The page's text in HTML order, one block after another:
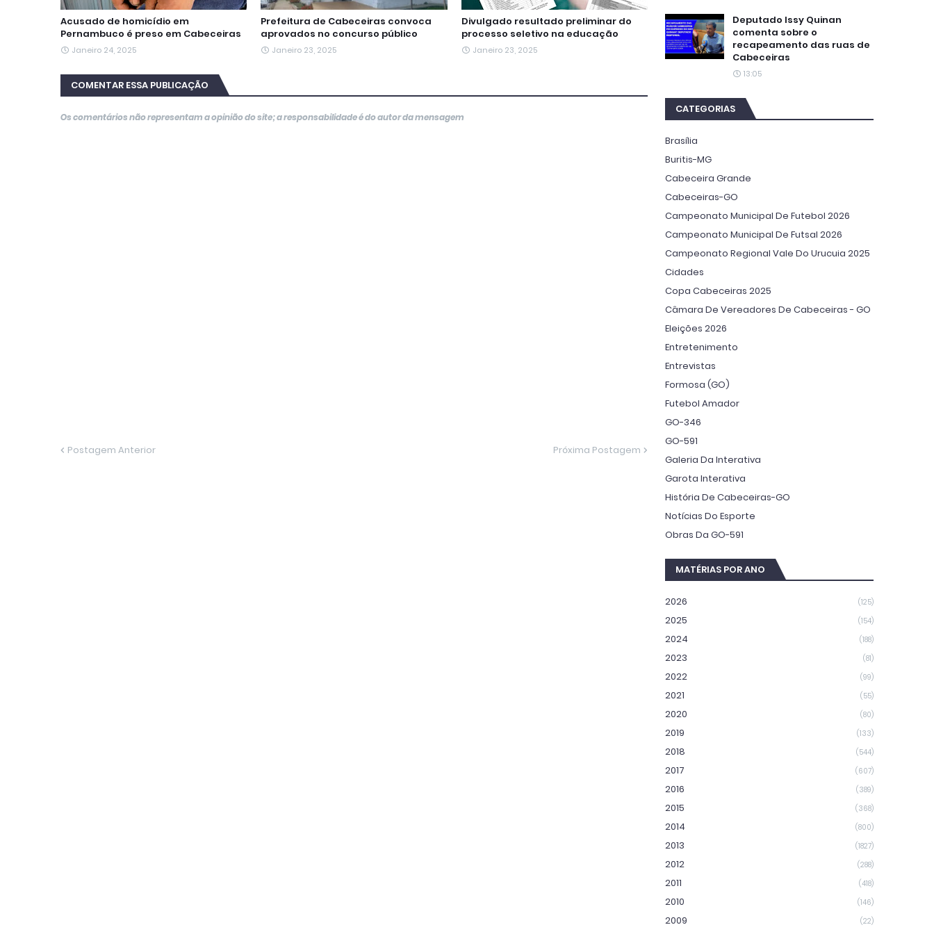
Acusado de homicídio em
Pernambuco é preso em Cabeceiras
Janeiro 24, 2025
Prefeitura de Cabeceiras convoca
aprovados no concurso público
Janeiro 23, 2025
Divulgado resultado preliminar do
processo seletivo na educação
Janeiro 23, 2025
COMENTAR ESSA PUBLICAÇÃO
Os comentários não representam a opinião do site; a responsabilidade é do autor da mensagem
Postagem Anterior Próxima Postagem
Deputado Issy Quinan
comenta sobre o
recapeamento das ruas de
Cabeceiras
13:05
CATEGORIAS
Brasília
Buritis-MG
Cabeceira Grande
Cabeceiras-GO
Campeonato Municipal De Futebol 2026
Campeonato Municipal De Futsal 2026
Campeonato Regional Vale Do Urucuia 2025
Cidades
Copa Cabeceiras 2025
Câmara De Vereadores De Cabeceiras - GO
Eleições 2026
Entretenimento
Entrevistas
Formosa (GO)
Futebol Amador
GO-346
GO-591
Galeria Da Interativa
Garota Interativa
História De Cabeceiras-GO
Notícias Do Esporte
Obras Da GO-591
MATÉRIAS POR ANO
2026 (125)
2025 (154)
2024 (188)
2023 (81)
2022 (99)
2021 (55)
2020 (80)
2019 (133)
2018 (544)
2017 (607)
2016 (389)
2015 (368)
2014 (800)
2013 (1827)
2012 (288)
2011 (418)
2010 (146)
2009 (22)